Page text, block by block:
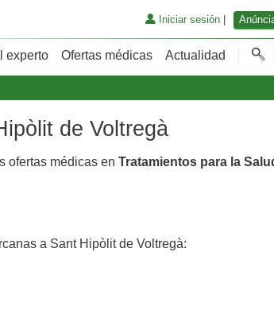
Iniciar sesión|
experto Ofertas médicas Actualidad
de Voltregà
ofertas médicas en Tratamientos para la
a Sant Hipòlit de Voltregà: